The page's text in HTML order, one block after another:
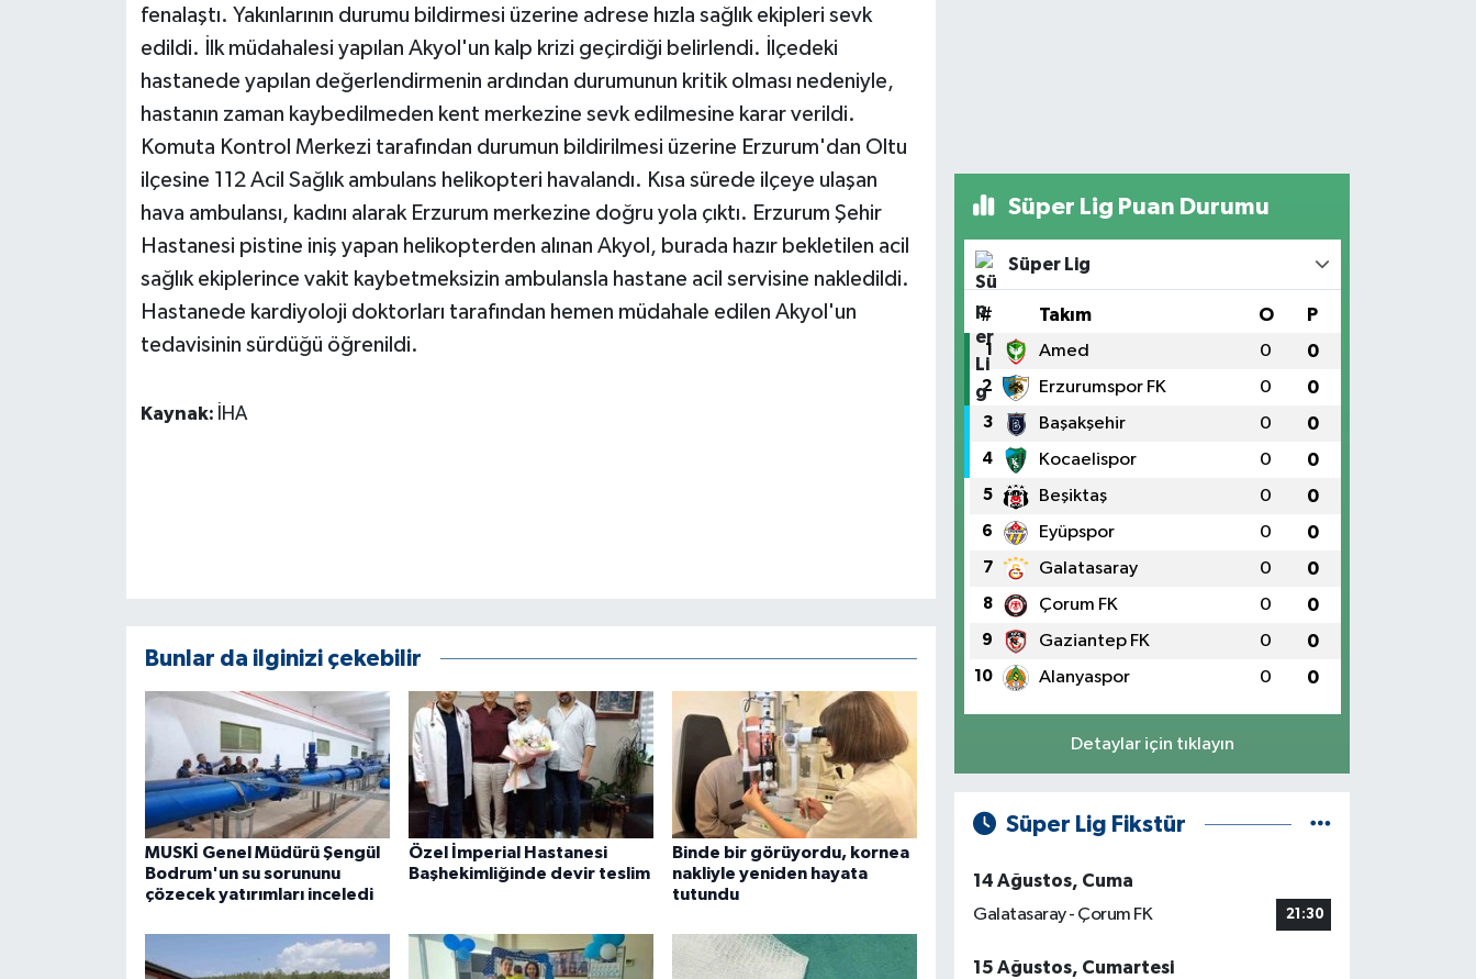
fenalaştı. Yakınlarının durumu bildirmesi üzerine adrese hızla sağlık ekipleri sevk
edildi. İlk müdahalesi yapılan Akyol'un kalp krizi geçirdiği belirlendi. İlçedeki
hastanede yapılan değerlendirmenin ardından durumunun kritik olması nedeniyle,
hastanın zaman kaybedilmeden kent merkezine sevk edilmesine karar verildi.
Komuta Kontrol Merkezi tarafından durumun bildirilmesi üzerine Erzurum'dan Oltu
ilçesine 112 Acil Sağlık ambulans helikopteri havalandı. Kısa sürede ilçeye ulaşan
hava ambulansı, kadını alarak Erzurum merkezine doğru yola çıktı. Erzurum Şehir
Hastanesi pistine iniş yapan helikopterden alınan Akyol, burada hazır bekletilen acil
sağlık ekiplerince vakit kaybetmeksizin ambulansla hastane acil servisine nakledildi.
Hastanede kardiyoloji doktorları tarafından hemen müdahale edilen Akyol'un
tedavisinin sürdüğü öğrenildi.
Kaynak: İHA
Bunlar da ilginizi çekebilir
MUSKİ Genel Müdürü Şengül
Bodrum'un su sorununu
çözecek yatırımları inceledi
Özel İmperial Hastanesi
Başhekimliğinde devir teslim
Binde bir görüyordu, kornea
nakliyle yeniden hayata
tutundu
Süper Lig Puan Durumu
Süper Lig
# Takım O P
1 Amed 0 0
2 Erzurumspor FK 0 0
3 Başakşehir 0 0
4 Kocaelispor 0 0
5 Beşiktaş 0 0
6 Eyüpspor 0 0
7 Galatasaray 0 0
8 Çorum FK 0 0
9 Gaziantep FK 0 0
10 Alanyaspor 0 0
Detaylar için tıklayın
Süper Lig Fikstür
14 Ağustos, Cuma
Galatasaray - Çorum FK
21:30
15 Ağustos, Cumartesi
KÜLTÜR SANAT
MAGAZİN
POLİTİKA
Yerel Haberler